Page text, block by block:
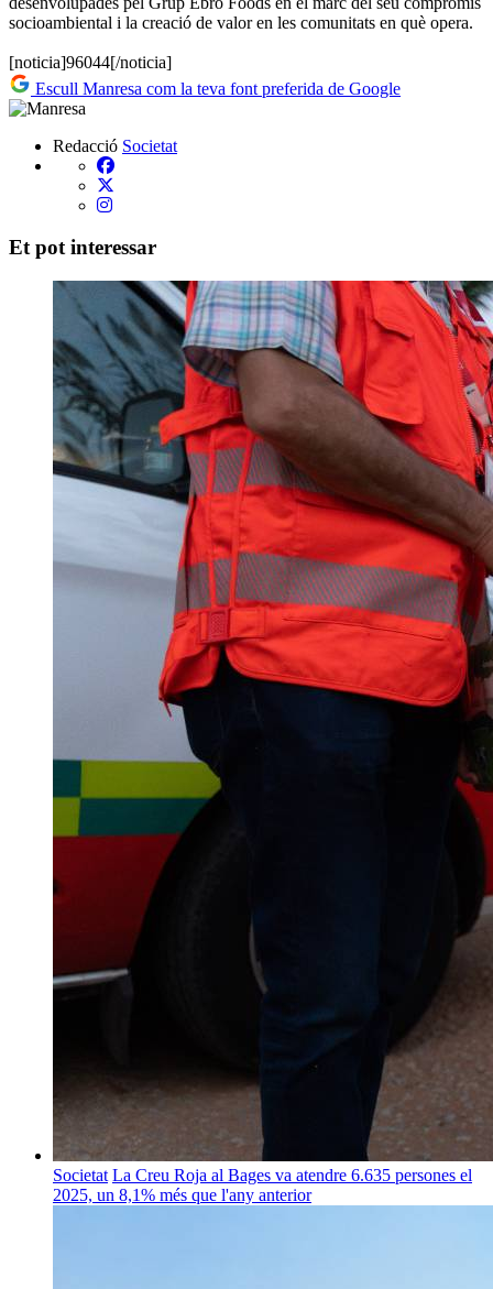
socioambiental i la creació de valor en les comunitats en què opera.
[noticia]96044[/noticia]
Escull Manresa com la teva font preferida de Google
Redacció Societat
Et pot interessar
Societat La Creu Roja al Bages va atendre 6.635 persones el
2025, un 8,1% més que l'any anterior